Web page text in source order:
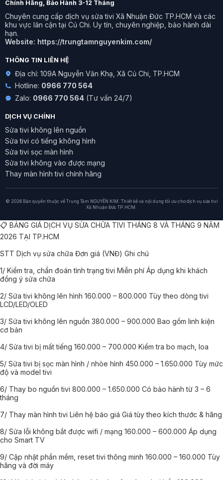
Chính Hãng, Bảo Hành 3-12 Tháng
Chuyên cung cấp dịch vụ sửa tivi Xã Nhuận Đức TP.HCM và các
khu vực lân cận tại Củ Chi. Uy tín, chuyên nghiệp, bảo hành dài
hạn.
Website: https://trungtamnguyenkim.com/
THÔNG TIN LIÊN HỆ
Địa chỉ: 109A Nguyễn Văn Khạ, Xã Củ Chi, TP.HCM
Hotline: 0966 770 564
Zalo: 0966 770 564 (Tư vấn 24/7)
DỊCH VỤ CHÍNH
Sửa tivi không lên nguồn
Sửa tivi có tiếng không hình
Sửa tivi sọc màn hình
Sửa tivi không vào được mạng
Thay màn hình tivi chính hãng
© 2026 Bản quyền thuộc về Trung Tâm NGUYỄN KIM. Thiết kế và nội dung tối ưu cho dịch vụ sửa tivi
Xã Nhuận Đức TP.HCM.
📋 BẢNG GIÁ DỊCH VỤ SỬA CHỮA TIVI THÁNG 8 VÀ THÁNG 9 NĂM
2026 TẠI TP.HCM
STT Dịch vụ sửa chữa Đơn giá (VNĐ) Ghi chú
1/ Kiểm tra, chẩn đoán tình trạng tivi Miễn phí Áp dụng khi khách
đồng ý sửa chữa
2/ Sửa tivi không lên hình 160.000 – 800.000 Tùy theo dòng tivi
LCD/LED/OLED
3/ Sửa tivi không lên nguồn 380.000 – 900.000 Bao gồm linh kiện
cơ bản
4/ Sửa tivi bị mất tiếng 160.000 – 700.000 Kiểm tra bo mạch, loa
5/ Sửa tivi bị sọc màn hình / nhòe hình 450.000 – 1.650.000 Tùy mức
độ và model tivi
6/ Thay bo nguồn tivi 800.000 – 1.650.000 Có bảo hành từ 3 – 6
tháng
7/ Thay màn hình tivi Liên hệ báo giá Giá tùy theo kích thước & hãng
8/ Sửa lỗi không bắt được wifi / mạng 160.000 – 600.000 Áp dụng
cho Smart TV
9/ Cập nhật phần mềm, reset tivi thông minh 160.000 – 160.000 Tùy
hãng và đời máy